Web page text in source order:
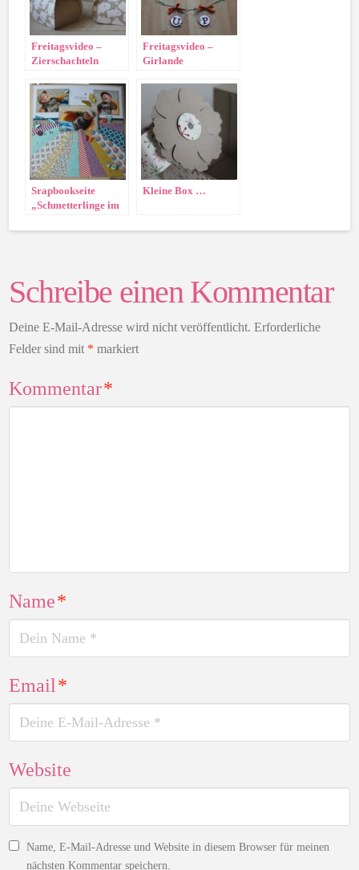
Freitagsvideo –
Zierschachteln
Freitagsvideo –
Girlande
Srapbookseite
„Schmetterlinge im
Kleine Box …
Schreibe einen Kommentar
Deine E-Mail-Adresse wird nicht veröffentlicht. Erforderliche
Felder sind mit * markiert
Kommentar*
Name*
Email*
Website
Name, E-Mail-Adresse und Website in diesem Browser für meinen
nächsten Kommentar speichern.